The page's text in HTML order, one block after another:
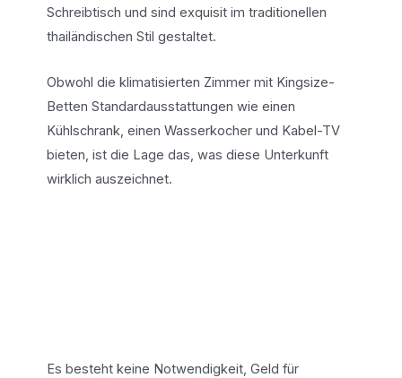
Schreibtisch und sind exquisit im traditionellen
thailändischen Stil gestaltet.
Obwohl die klimatisierten Zimmer mit Kingsize-
Betten Standardausstattungen wie einen
Kühlschrank, einen Wasserkocher und Kabel-TV
bieten, ist die Lage das, was diese Unterkunft
wirklich auszeichnet.
Es besteht keine Notwendigkeit, Geld für